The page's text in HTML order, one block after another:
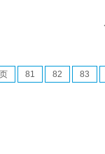
81 82 83